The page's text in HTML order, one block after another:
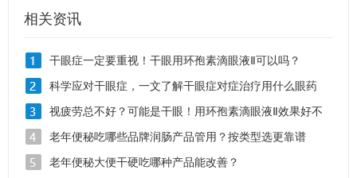
相关资讯
干眼症一定要重视！干眼用环孢素滴眼液Ⅱ可以吗？
科学应对干眼症，一文了解干眼症对症治疗用什么眼药
水？
视疲劳总不好？可能是干眼！用环孢素滴眼液Ⅱ效果好不
好？
老年便秘吃哪些品牌润肠产品管用？按类型选更靠谱
老年便秘大便干硬吃哪种产品能改善？